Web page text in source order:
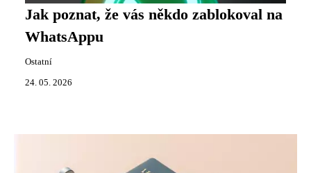
Jak poznat, že vás někdo zablokoval na
WhatsAppu
Ostatní
24. 05. 2026